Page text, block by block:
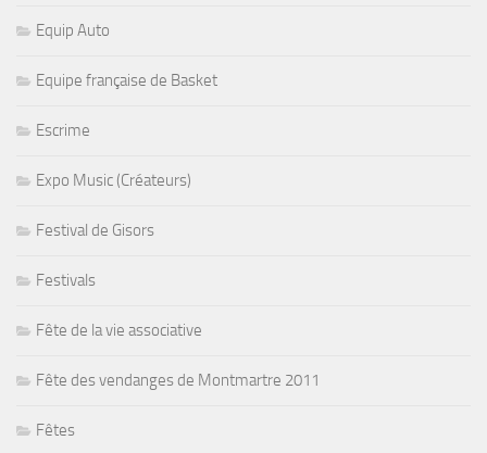
Equip Auto
Equipe française de Basket
Escrime
Expo Music (Créateurs)
Festival de Gisors
Festivals
Fête de la vie associative
Fête des vendanges de Montmartre 2011
Fêtes